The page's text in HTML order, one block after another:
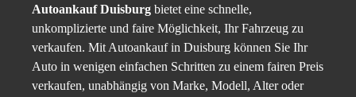
Autoankauf Duisburg bietet eine schnelle,
unkomplizierte und faire Möglichkeit, Ihr Fahrzeug zu
verkaufen. Mit Autoankauf in Duisburg können Sie Ihr
Auto in wenigen einfachen Schritten zu einem fairen Preis
verkaufen, unabhängig von Marke, Modell, Alter oder